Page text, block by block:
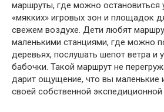
маршруты, где можно остановиться
«мякких» игровых зон и площадок
свежем воздухе. Дети любят
маленькими станциями, где можно
деревьях, послушать шепот ветра и
бабочки. Такой маршрут не
дарит ощущение, что вы маленькие
своей собственной экспедиционной